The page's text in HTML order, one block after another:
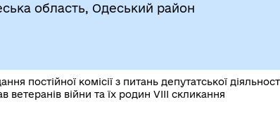
область, Одеський район
постійної комісії з питань депутатської
ветеранів війни та їх родин VІІІ скликання